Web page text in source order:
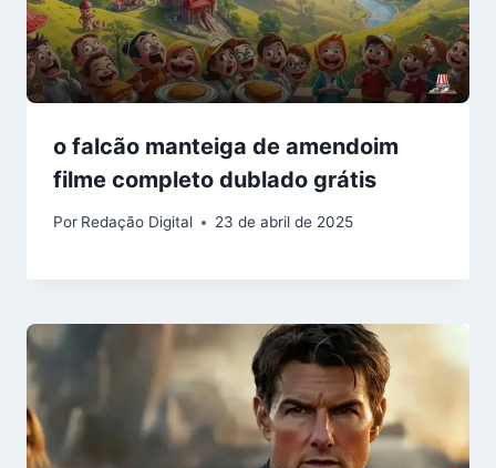
o falcão manteiga de amendoim
filme completo dublado grátis
Por Redação Digital 23 de abril de 2025